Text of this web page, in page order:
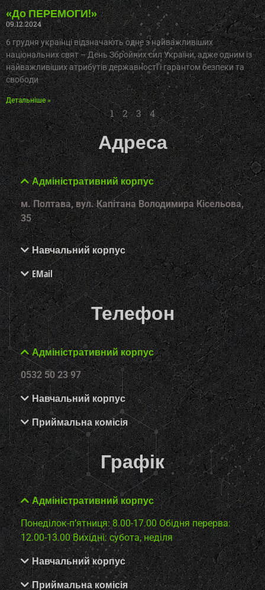
«До ПЕРЕМОГИ!»
09.12.2024
6 грудня українці відзначають одне з найважливіших
національних свят – День Збройних сил України, адже одним із
найважливіших атрибутів державності і гарантом безпеки та
свободи
Детальніше »
1 2 3 4
Адреса
Адміністративний корпус
м. Полтава, вул. Капітана Володимира Кісельова,
35
Навчальний корпус
EMail
Телефон
Адміністративний корпус
0532 50 23 97
Навчальний корпус
Приймальна комісія
Графік
Адміністративний корпус
Понеділок-п’ятниця: 8.00-17.00 Обідня перерва:
12.00-13.00 Вихідні: субота, неділя
Навчальний корпус
Приймальна комісія